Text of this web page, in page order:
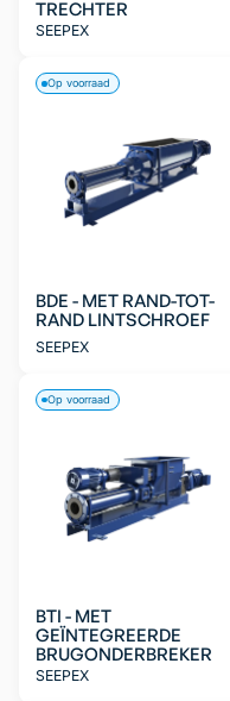
TRECHTER
SEEPEX
BDE - MET RAND-TOT-
RAND LINTSCHROEF
SEEPEX
Op voorraad
BTI - MET
GEÏNTEGREERDE
BRUGONDERBREKER
SEEPEX
Op voorraad